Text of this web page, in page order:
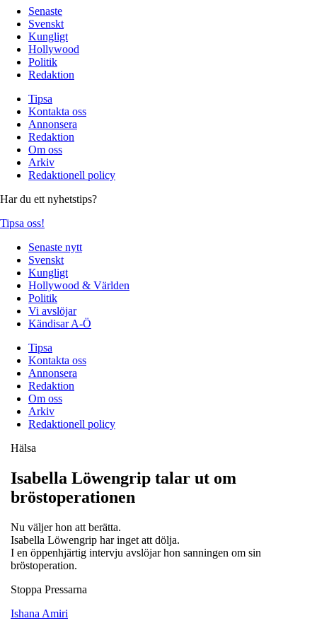
Senaste
Svenskt
Kungligt
Hollywood
Politik
Redaktion
Tipsa
Kontakta oss
Annonsera
Redaktion
Om oss
Arkiv
Redaktionell policy
Har du ett nyhetstips?
Tipsa oss!
Senaste nytt
Svenskt
Kungligt
Hollywood & Världen
Politik
Vi avslöjar
Kändisar A-Ö
Tipsa
Kontakta oss
Annonsera
Redaktion
Om oss
Arkiv
Redaktionell policy
Hälsa
Isabella Löwengrip talar ut om
bröstoperationen
Nu väljer hon att berätta.
Isabella Löwengrip har inget att dölja.
I en öppenhjärtig intervju avslöjar hon sanningen om sin
bröstoperation.
Stoppa Pressarna
Ishana Amiri